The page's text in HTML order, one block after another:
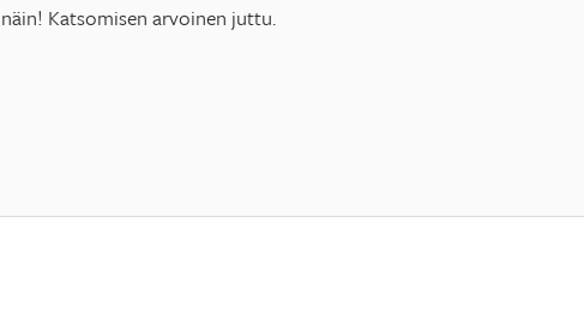
Katsomisen arvoinen juttu.